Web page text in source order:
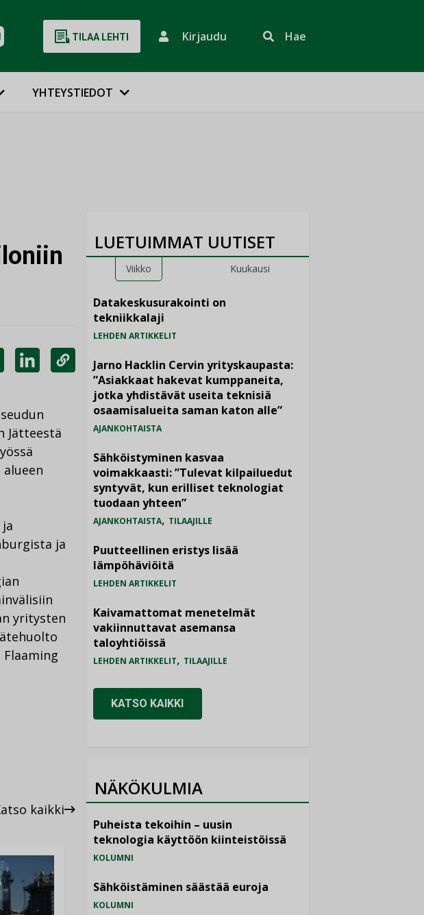
TILAA LEHTI Kirjaudu Hae
YHTEYSTIEDOT
LINKEDINISSÄ
KOPIOI
LINKKI
Jätteestä
ja
yritysten
kaikki
LUETUIMMAT UUTISET
Viikko Kuukausi
Datakeskusurakointi on
tekniikkalaji
LEHDEN ARTIKKELIT
Jarno Hacklin Cervin yrityskaupasta:
”Asiakkaat hakevat kumppaneita,
jotka yhdistävät useita teknisiä
osaamisalueita saman katon alle”
AJANKOHTAISTA
Sähköistyminen kasvaa
voimakkaasti: ”Tulevat kilpailuedut
syntyvät, kun erilliset teknologiat
tuodaan yhteen”
AJANKOHTAISTA, TILAAJILLE
Puutteellinen eristys lisää
lämpöhäviöitä
LEHDEN ARTIKKELIT
Kaivamattomat menetelmät
vakiinnuttavat asemansa
taloyhtiöissä
LEHDEN ARTIKKELIT, TILAAJILLE
KATSO KAIKKI
NÄKÖKULMIA
Puheista tekoihin – uusin
teknologia käyttöön kiinteistöissä
KOLUMNI
Sähköistäminen säästää euroja
KOLUMNI